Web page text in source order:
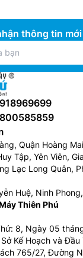
thông tin
Quận Hoàng
Tập, Yên Viên,
Lạc Long Quân,
Huệ, Ninh
Thiên Phú
8, Ngày 05
Kế Hoạch và Đầu
765/27, Đường